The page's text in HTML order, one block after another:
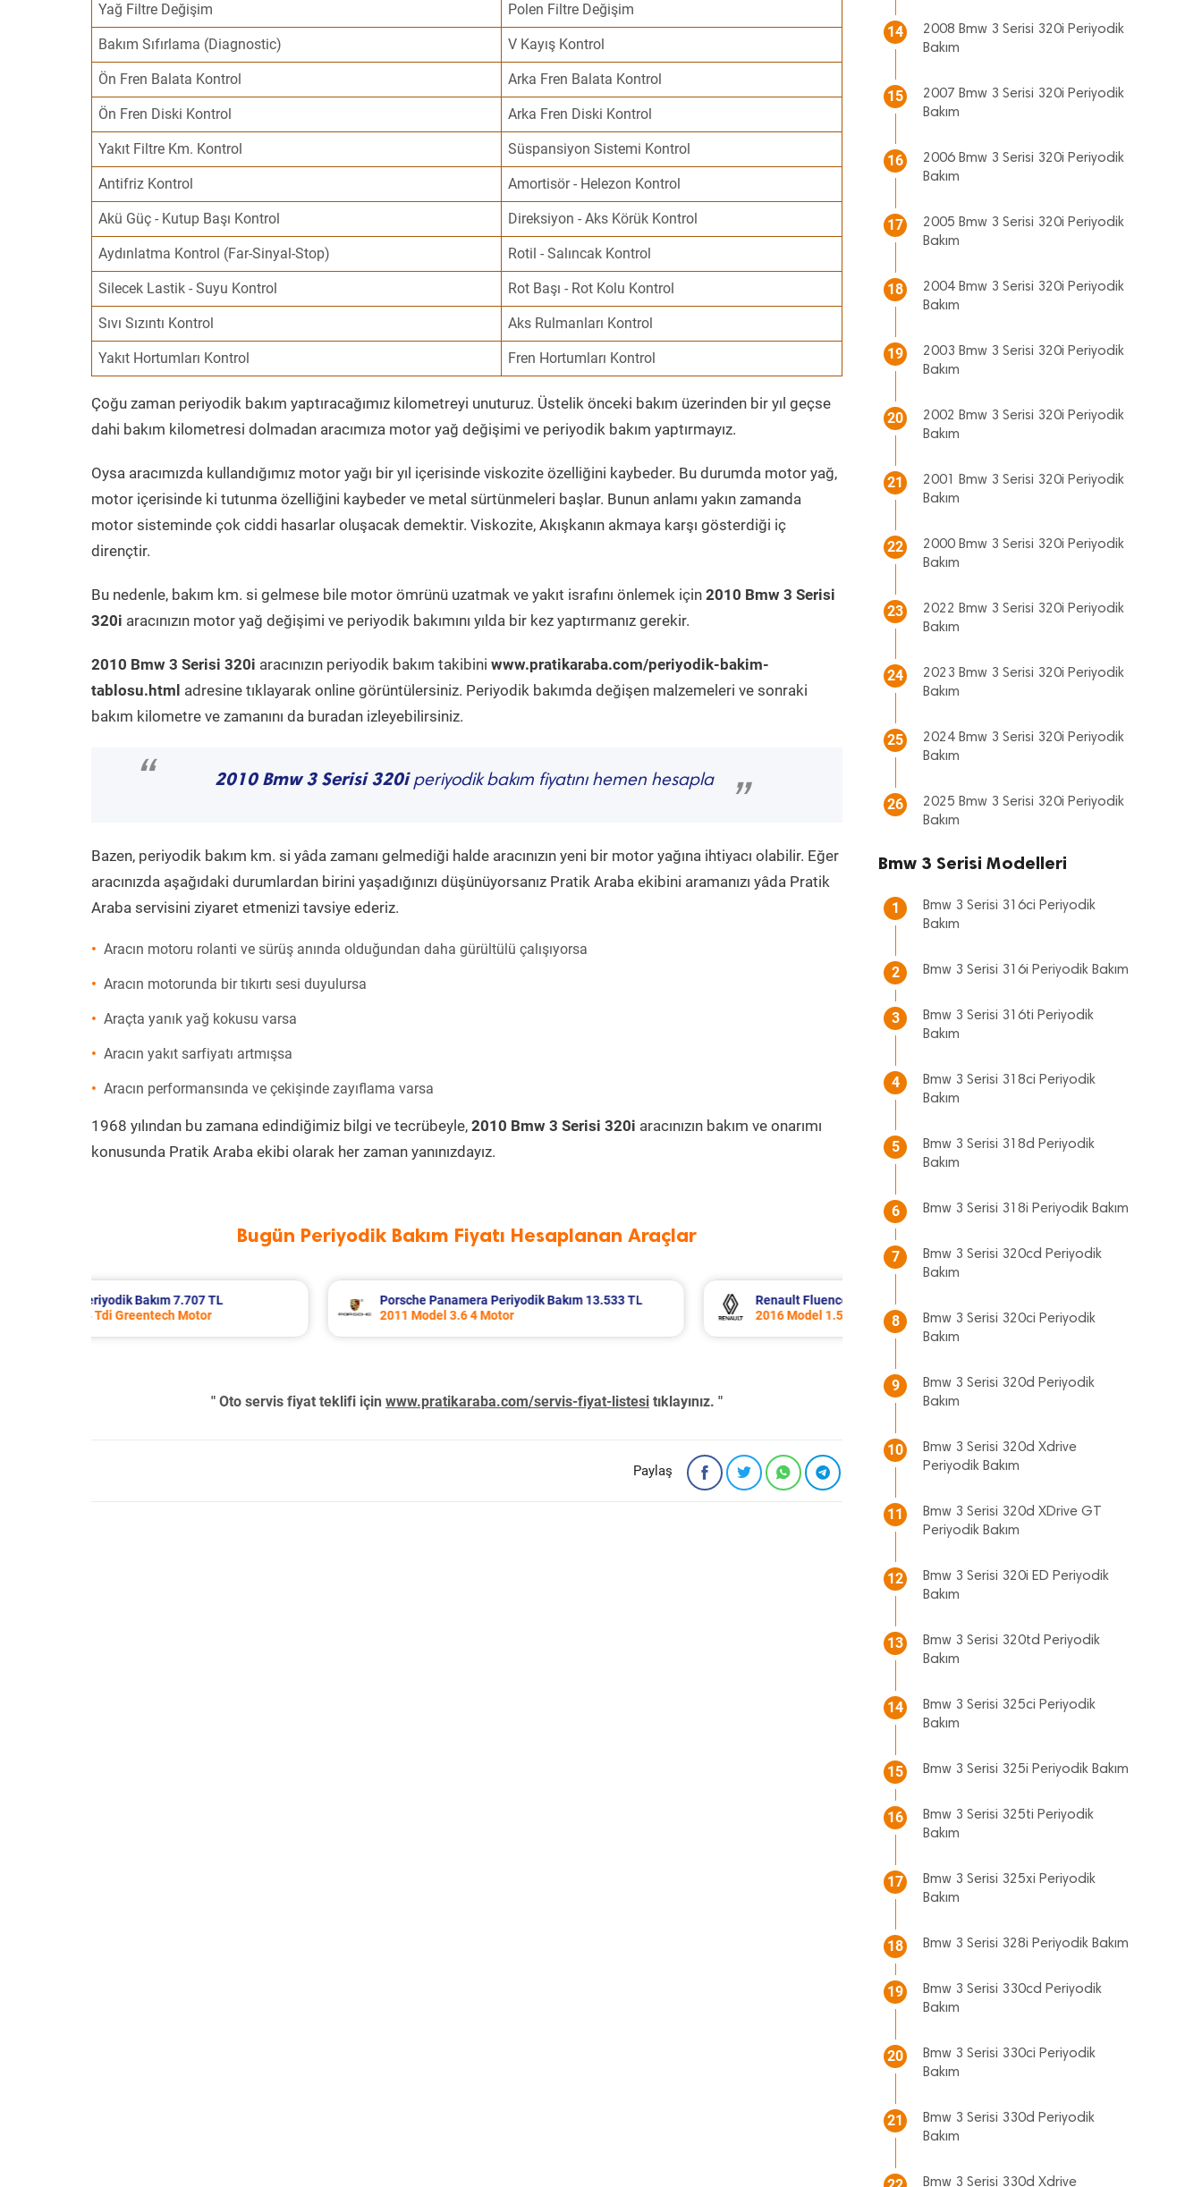
Yağ Filtre Değişim Polen Filtre Değişim
Bakım Sıfırlama (Diagnostic) V Kayış Kontrol
Ön Fren Balata Kontrol Arka Fren Balata Kontrol
Ön Fren Diski Kontrol Arka Fren Diski Kontrol
Yakıt Filtre Km. Kontrol Süspansiyon Sistemi Kontrol
Antifriz Kontrol Amortisör - Helezon Kontrol
Akü Güç - Kutup Başı Kontrol Direksiyon - Aks Körük Kontrol
Aydınlatma Kontrol (Far-Sinyal-Stop) Rotil - Salıncak Kontrol
Silecek Lastik - Suyu Kontrol Rot Başı - Rot Kolu Kontrol
Sıvı Sızıntı Kontrol Aks Rulmanları Kontrol
Yakıt Hortumları Kontrol Fren Hortumları Kontrol
Çoğu zaman periyodik bakım yaptıracağımız kilometreyi unuturuz. Üstelik önceki bakım üzerinden bir yıl geçse
dahi bakım kilometresi dolmadan aracımıza motor yağ değişimi ve periyodik bakım yaptırmayız.
Oysa aracımızda kullandığımız motor yağı bir yıl içerisinde viskozite özelliğini kaybeder. Bu durumda motor yağ,
motor içerisinde ki tutunma özelliğini kaybeder ve metal sürtünmeleri başlar. Bunun anlamı yakın zamanda
motor sisteminde çok ciddi hasarlar oluşacak demektir. Viskozite, Akışkanın akmaya karşı gösterdiği iç
dirençtir.
Bu nedenle, bakım km. si gelmese bile motor ömrünü uzatmak ve yakıt israfını önlemek için 2010 Bmw 3 Serisi
320i aracınızın motor yağ değişimi ve periyodik bakımını yılda bir kez yaptırmanız gerekir.
2010 Bmw 3 Serisi 320i aracınızın periyodik bakım takibini www.pratikaraba.com/periyodik-bakim-
tablosu.html adresine tıklayarak online görüntülersiniz. Periyodik bakımda değişen malzemeleri ve sonraki
bakım kilometre ve zamanını da buradan izleyebilirsiniz.
“ 2010 Bmw 3 Serisi 320iperiyodik bakım fiyatını hemen hesapla
”
Bazen, periyodik bakım km. si yâda zamanı gelmediği halde aracınızın yeni bir motor yağına ihtiyacı olabilir. Eğer
aracınızda aşağıdaki durumlardan birini yaşadığınızı düşünüyorsanız Pratik Araba ekibini aramanızı yâda Pratik
Araba servisini ziyaret etmenizi tavsiye ederiz.
Aracın motoru rolanti ve sürüş anında olduğundan daha gürültülü çalışıyorsa
Aracın motorunda bir tıkırtı sesi duyulursa
Araçta yanık yağ kokusu varsa
Aracın yakıt sarfiyatı artmışsa
Aracın performansında ve çekişinde zayıflama varsa
1968 yılından bu zamana edindiğimiz bilgi ve tecrübeyle, 2010 Bmw 3 Serisi 320i aracınızın bakım ve onarımı
konusunda Pratik Araba ekibi olarak her zaman yanınızdayız.
Bugün Periyodik Bakım Fiyatı Hesaplanan Araçlar
Porsche Panamera Periyodik Bakım 13.533 TL
2011 Model 3.6 4 Motor
Renault Fluence Periyodik Bakım 8.285 TL
2012 Model 1.6 Motor
" Oto servis fiyat teklifi için www.pratikaraba.com/servis-fiyat-listesi tıklayınız. "
Paylaş
14
2008 Bmw 3 Serisi 320i Periyodik
Bakım
15
2007 Bmw 3 Serisi 320i Periyodik
Bakım
16
2006 Bmw 3 Serisi 320i Periyodik
Bakım
17
2005 Bmw 3 Serisi 320i Periyodik
Bakım
18
2004 Bmw 3 Serisi 320i Periyodik
Bakım
19
2003 Bmw 3 Serisi 320i Periyodik
Bakım
20
2002 Bmw 3 Serisi 320i Periyodik
Bakım
21
2001 Bmw 3 Serisi 320i Periyodik
Bakım
22
2000 Bmw 3 Serisi 320i Periyodik
Bakım
23
2022 Bmw 3 Serisi 320i Periyodik
Bakım
24
2023 Bmw 3 Serisi 320i Periyodik
Bakım
25
2024 Bmw 3 Serisi 320i Periyodik
Bakım
26
2025 Bmw 3 Serisi 320i Periyodik
Bakım
Bmw 3 Serisi Modelleri
1
Bmw 3 Serisi 316ci Periyodik
Bakım
2 Bmw 3 Serisi 316i Periyodik Bakım
3
Bmw 3 Serisi 316ti Periyodik
Bakım
4
Bmw 3 Serisi 318ci Periyodik
Bakım
5
Bmw 3 Serisi 318d Periyodik
Bakım
6 Bmw 3 Serisi 318i Periyodik Bakım
7
Bmw 3 Serisi 320cd Periyodik
Bakım
8
Bmw 3 Serisi 320ci Periyodik
Bakım
9
Bmw 3 Serisi 320d Periyodik
Bakım
10
Bmw 3 Serisi 320d Xdrive
Periyodik Bakım
11
Bmw 3 Serisi 320d XDrive GT
Periyodik Bakım
12
Bmw 3 Serisi 320i ED Periyodik
Bakım
13
Bmw 3 Serisi 320td Periyodik
Bakım
14
Bmw 3 Serisi 325ci Periyodik
Bakım
15 Bmw 3 Serisi 325i Periyodik Bakım
16
Bmw 3 Serisi 325ti Periyodik
Bakım
17
Bmw 3 Serisi 325xi Periyodik
Bakım
18 Bmw 3 Serisi 328i Periyodik Bakım
19
Bmw 3 Serisi 330cd Periyodik
Bakım
20
Bmw 3 Serisi 330ci Periyodik
Bakım
21
Bmw 3 Serisi 330d Periyodik
Bakım
Bmw 3 Serisi 330d Xdrive